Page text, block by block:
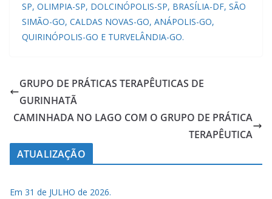
SP, OLIMPIA-SP, DOLCINÓPOLIS-SP, BRASÍLIA-DF, SÃO
SIMÃO-GO, CALDAS NOVAS-GO, ANÁPOLIS-GO,
QUIRINÓPOLIS-GO E TURVELÂNDIA-GO.
GRUPO DE PRÁTICAS TERAPÊUTICAS DE
GURINHATÃ
CAMINHADA NO LAGO COM O GRUPO DE PRÁTICA
TERAPÊUTICA
ATUALIZAÇÃO
Em 31 de JULHO de 2026.